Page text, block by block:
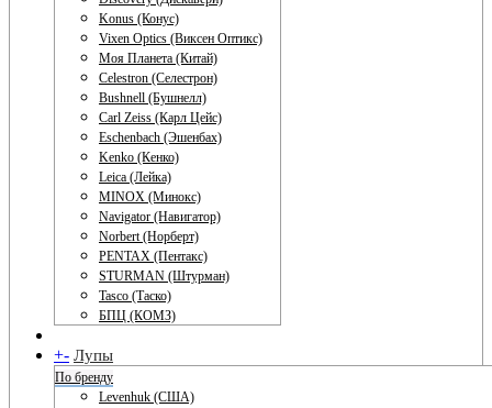
Konus (Конус)
Vixen Optics (Виксен Оптикс)
Моя Планета (Китай)
Celestron (Селестрон)
Bushnell (Бушнелл)
Carl Zeiss (Карл Цейс)
Eschenbach (Эшенбах)
Kenko (Кенко)
Leica (Лейка)
MINOX (Минокс)
Navigator (Навигатор)
Norbert (Норберт)
PENTAX (Пентакс)
STURMAN (Штурман)
Tasco (Таско)
БПЦ (КОМЗ)
+- Лупы
По бренду
Levenhuk (США)